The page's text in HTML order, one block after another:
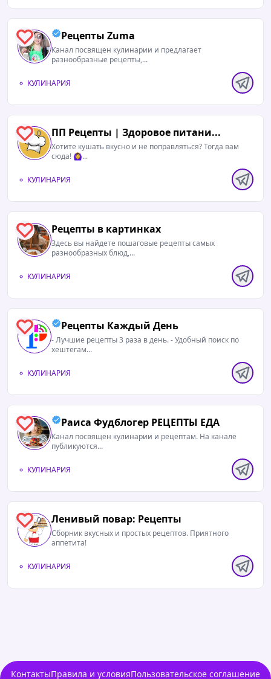
0 Рецепты Zuma
Канал посвящен кулинарии и предлагает
разнообразные рецепты,...
КУЛИНАРИЯ
0 ПП Рецепты | Здоровое питани...
Хотите кушать вкусно и не поправляться? Тогда вам
сюда! 🙆‍♀...
КУЛИНАРИЯ
0 Рецепты в картинках
Здесь вы найдете пошаговые рецепты самых
разнообразных блюд,...
КУЛИНАРИЯ
0 Рецепты Каждый День
- Лучшие рецепты 3 раза в день. - Удобный поиск по
хештегам...
КУЛИНАРИЯ
0 Раиса Фудблогер РЕЦЕПТЫ ЕДА
Канал посвящен кулинарии и рецептам. На канале
публикуются...
КУЛИНАРИЯ
0 Ленивый повар: Рецепты
Сборник вкусных и простых рецептов. Приятного
аппетита!
КУЛИНАРИЯ
КонтактыПравила и условияПользовательское соглашение